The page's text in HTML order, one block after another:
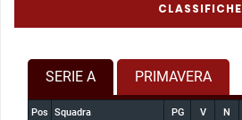
CLASSIFICHE
SERIE A PRIMAVERA
Pos Squadra PG V N